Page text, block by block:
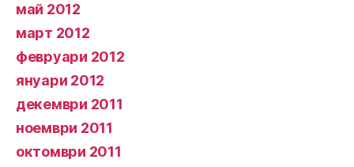
май 2012
март 2012
февруари 2012
януари 2012
декември 2011
ноември 2011
октомври 2011